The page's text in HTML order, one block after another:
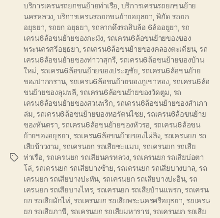
Tags
บริการเครนรถยกขนย้ายท่าเรือ บริการเครนรถยกขนย้าย
นครหลวง บริการเครนรถยกขนย้ายอยุธยา ,พิกัด รถยก
อยุธยา รถยก อยุธยา รถลากดึงรถสิบล้อ 6ล้ออยูยา รถ
เครน6ล้อขนย้ายของกะมัง รถเครน6ล้อขนย้ายของของ
พระนครศรีอยุธยา รถเครน6ล้อขนย้ายของคลองตะเคียน, รถ
เครน6ล้อขนย้ายของท่าวาสุกรี, รถเครน6ล้อขนย้ายของบ้าน
ใหม่ รถเครน6ล้อขนย้ายของประตูชัย รถเครน6ล้อขนย้าย
ของปากกราน, รถเครน6ล้อขนย้ายของภูเขาทอง, รถเครน6ล้อ
ขนย้ายของลุมพลี รถเครน6ล้อขนย้ายของวัดตูม รถ
เครน6ล้อขนย้ายของสวนพริก รถเครน6ล้อขนย้ายของสำเภา
ล่ม รถเครน6ล้อขนย้ายของหอรัตนไชย รถเครน6ล้อขนย้าย
ของหันตรา รถเครน6ล้อขนย้ายของหัวรอ รถเครน6ล้อขน
ย้ายของอยุธยา รถเครน6ล้อขนย้ายของไผ่ลิง, รถเครนยก รถ
เสียข้าวงาม รถเครนยก รถเสียชะแมบ รถเครนยก รถเสีย
ท่าเรือ รถเครนยก รถเสียนครหลวง, รถเครนยก รถเสียบ่อตา
โล่ รถเครนยก รถเสียบางซ้าย รถเครนยก รถเสียบางบาล รถ
เครนยก รถเสียบางปะหัน รถเครนยก รถเสียบางปะอิน, รถ
เครนยก รถเสียบางไทร, รถเครนยก รถเสียบ้านแพรก รถเครน
ยก รถเสียผักไห่ รถเครนยก รถเสียพระนครศรีอยุธยา รถเครน
ยก รถเสียภาชี รถเครนยก รถเสียมหาราช, รถเครนยก รถเสีย